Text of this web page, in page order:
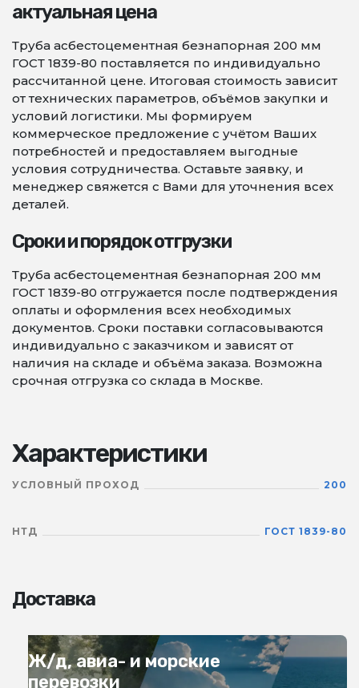
актуальная цена
Труба асбестоцементная безнапорная 200 мм
ГОСТ 1839-80 поставляется по индивидуально
рассчитанной цене. Итоговая стоимость зависит
от технических параметров, объёмов закупки и
условий логистики. Мы формируем
коммерческое предложение с учётом Ваших
потребностей и предоставляем выгодные
условия сотрудничества. Оставьте заявку, и
менеджер свяжется с Вами для уточнения всех
деталей.
Сроки и порядок отгрузки
Труба асбестоцементная безнапорная 200 мм
ГОСТ 1839-80 отгружается после подтверждения
оплаты и оформления всех необходимых
документов. Сроки поставки согласовываются
индивидуально с заказчиком и зависят от
наличия на складе и объёма заказа. Возможна
срочная отгрузка со склада в Москве.
Характеристики
УСЛОВНЫЙ ПРОХОД 200
НТД ГОСТ 1839-80
Доставка
Ж/д, авиа- и морские
перевозки